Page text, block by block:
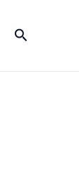
Pesquisar